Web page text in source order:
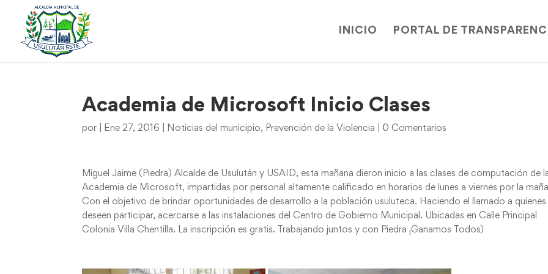
INICIO PORTAL DE
Academia de Microsoft Inicio Clases
por Ene 27, 2016 Noticias del municipio, Prevención de la Violencia 0 Comentarios
Miguel Jaime (Piedra) Alcalde de Usulután y USAID, esta mañana dieron inicio a las clases de computación de
Academia de Microsoft, impartidas por personal altamente calificado en horarios de lunes a viernes por la
Con el objetivo de brindar oportunidades de desarrollo a la población usuluteca. Haciendo el llamado a quienes
deseen participar, acercarse a las instalaciones del Centro de Gobierno Municipal. Ubicadas en Calle Principal
Colonia Villa Chentilla. La inscripción es gratis. Trabajando juntos y con Piedra ¡Ganamos Todos)